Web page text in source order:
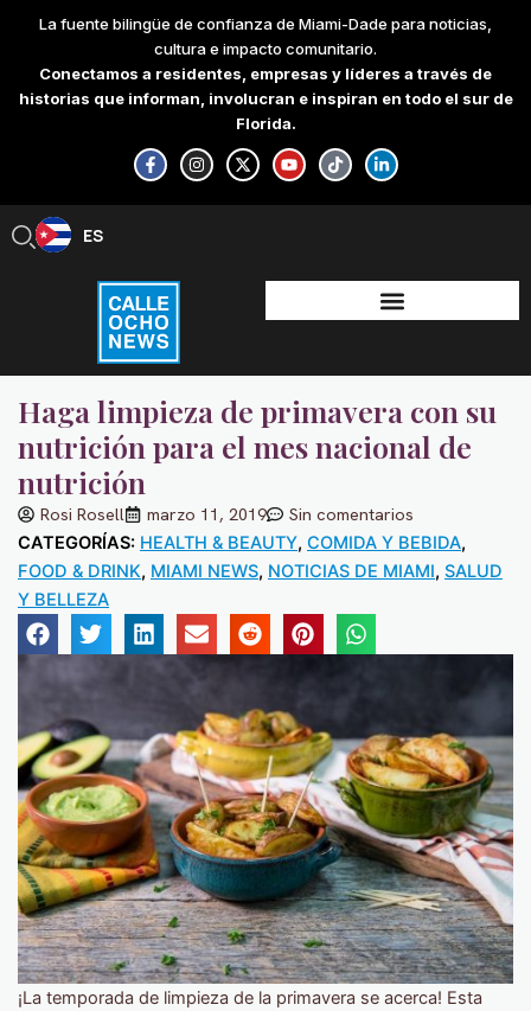
content
La fuente bilingüe de confianza de Miami-Dade para noticias,
cultura e impacto comunitario.
Conectamos a residentes, empresas y líderes a través de
historias que informan, involucran e inspiran en todo el sur de
Florida.
F
a
c
e
-
f
I
n
s
t
X
-
t
w
Y
o
u
t
T
i
k
t
L
i
n
k
-
i
n
ES
EN
Haga limpieza de primavera con su
nutrición para el mes nacional de
nutrición
Rosi Rosell marzo 11, 2019 Sin comentarios
CATEGORÍAS: HEALTH & BEAUTY, COMIDA Y BEBIDA,
FOOD & DRINK, MIAMI NEWS, NOTICIAS DE MIAMI, SALUD
Y BELLEZA
¡La temporada de limpieza de la primavera se acerca! Esta